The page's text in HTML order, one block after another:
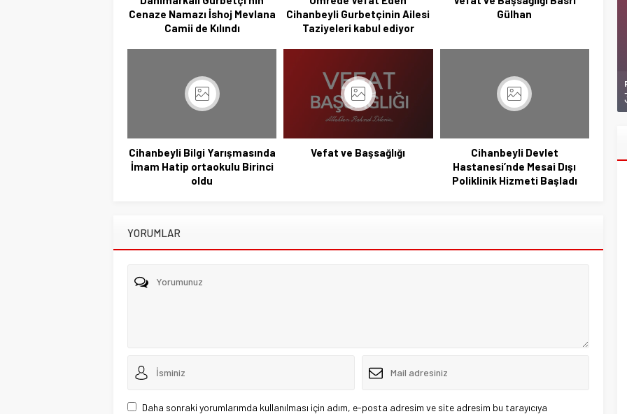
Cenaze Namazı İshoj Mevlana
Camii de Kılındı
Cihanbeyli Gurbetçinin Ailesi
Taziyeleri kabul ediyor
Gülhan
Cihanbeyli Bilgi Yarışmasında
İmam Hatip ortaokulu Birinci
oldu
Vefat ve Başsağlığı
Cihanbeyli Devlet
Hastanesi’nde Mesai Dışı
Poliklinik Hizmeti Başladı
YORUMLAR
Daha sonraki yorumlarımda kullanılması için adım, e-posta adresim ve site adresim bu tarayıcıya